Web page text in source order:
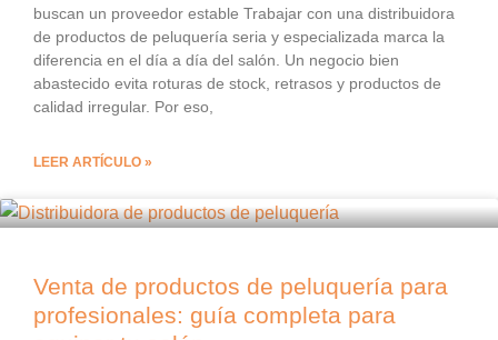
buscan un proveedor estable Trabajar con una distribuidora
de productos de peluquería seria y especializada marca la
diferencia en el día a día del salón. Un negocio bien
abastecido evita roturas de stock, retrasos y productos de
calidad irregular. Por eso,
LEER ARTÍCULO »
Venta de productos de peluquería para
profesionales: guía completa para